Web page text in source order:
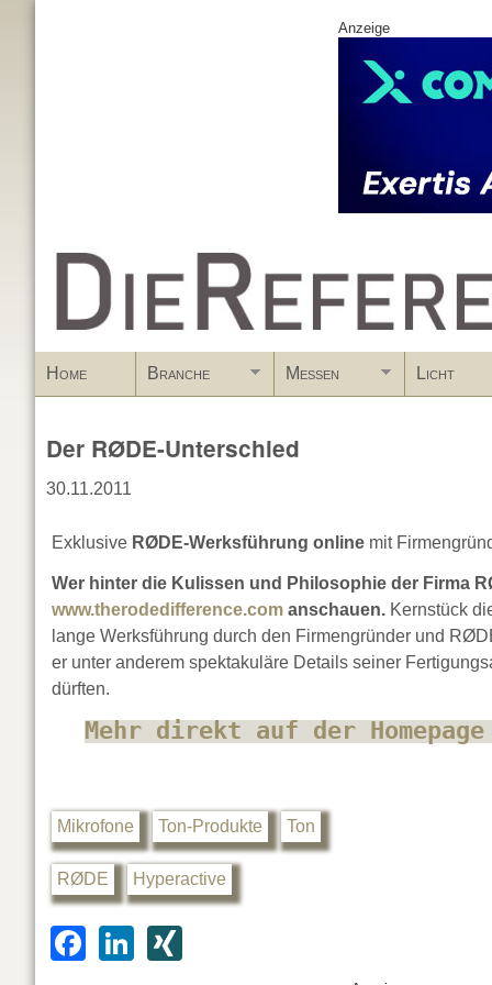
Anzeige
www.DieReferenz.de
Home Branche Messen Licht
Der RØDE-Unterschied
30.11.2011
Exklusive RØDE-Werksführung online mit
Wer hinter die Kulissen und Philosophie der Firma
www.therodedifference.com anschauen. Kernstück
lange Werksführung durch den Firmengründer und
er unter anderem spektakuläre Details seiner
dürften.
Mehr direkt auf der
Mikrofone Ton-Produkte Ton
RØDE Hyperactive
F
Li